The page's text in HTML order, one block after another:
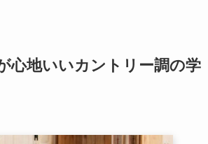
心地いいカントリー調の学